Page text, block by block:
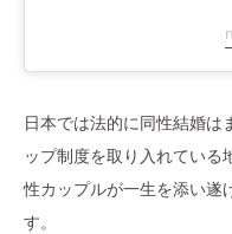
日本では法的に同性結婚は
ップ制度を取り入れている
性カップルが一生を添い遂
す。